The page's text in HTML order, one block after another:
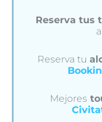
Reserva tus
Reserva tu
Mejores